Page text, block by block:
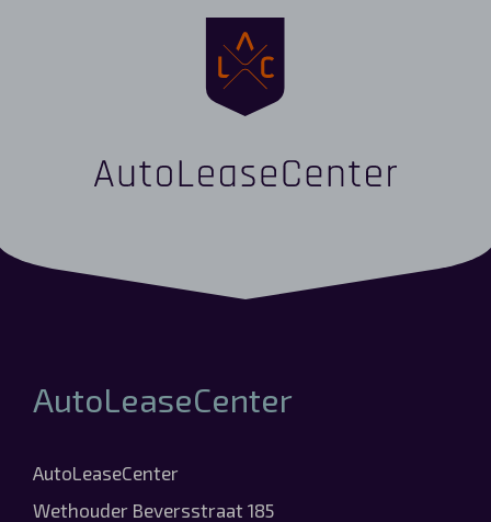
AutoLeaseCenter
AutoLeaseCenter
Wethouder Beversstraat 185